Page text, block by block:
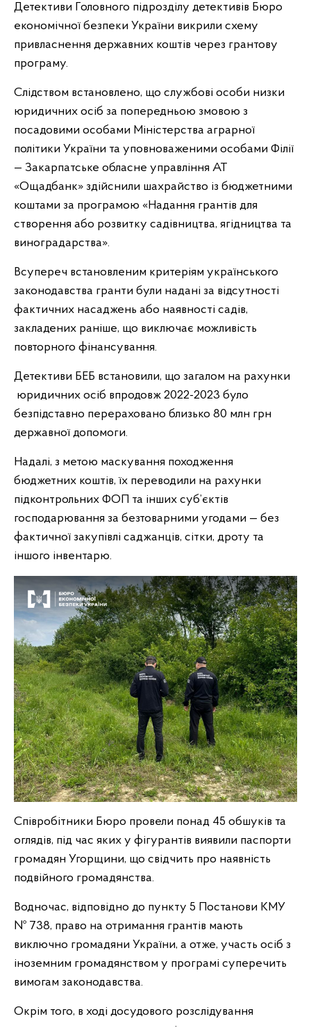
Детективи Головного підрозділу детективів Бюро
економічної безпеки України викрили схему
привласнення державних коштів через грантову
програму.
Слідством встановлено, що службові особи низки
юридичних осіб за попередньою змовою з
посадовими особами Міністерства аграрної
політики України та уповноваженими особами Філії
— Закарпатське обласне управління АТ
«Ощадбанк» здійснили шахрайство із бюджетними
коштами за програмою «Надання грантів для
створення або розвитку садівництва, ягідництва та
виноградарства».
Всупереч встановленим критеріям українського
законодавства гранти були надані за відсутності
фактичних насаджень або наявності садів,
закладених раніше, що виключає можливість
повторного фінансування.
Детективи БЕБ встановили, що загалом на рахунки
юридичних осіб впродовж 2022-2023 було
безпідставно перераховано близько 80 млн грн
державної допомоги.
Надалі, з метою маскування походження
бюджетних коштів, їх переводили на рахунки
підконтрольних ФОП та інших суб’єктів
господарювання за безтоварними угодами — без
фактичної закупівлі саджанців, сітки, дроту та
іншого інвентарю.
Співробітники Бюро провели понад 45 обшуків та
оглядів, під час яких у фігурантів виявили паспорти
громадян Угорщини, що свідчить про наявність
подвійного громадянства.
Водночас, відповідно до пункту 5 Постанови КМУ
№ 738, право на отримання грантів мають
виключно громадяни України, а отже, участь осіб з
іноземним громадянством у програмі суперечить
вимогам законодавства.
Окрім того, в ході досудового розслідування